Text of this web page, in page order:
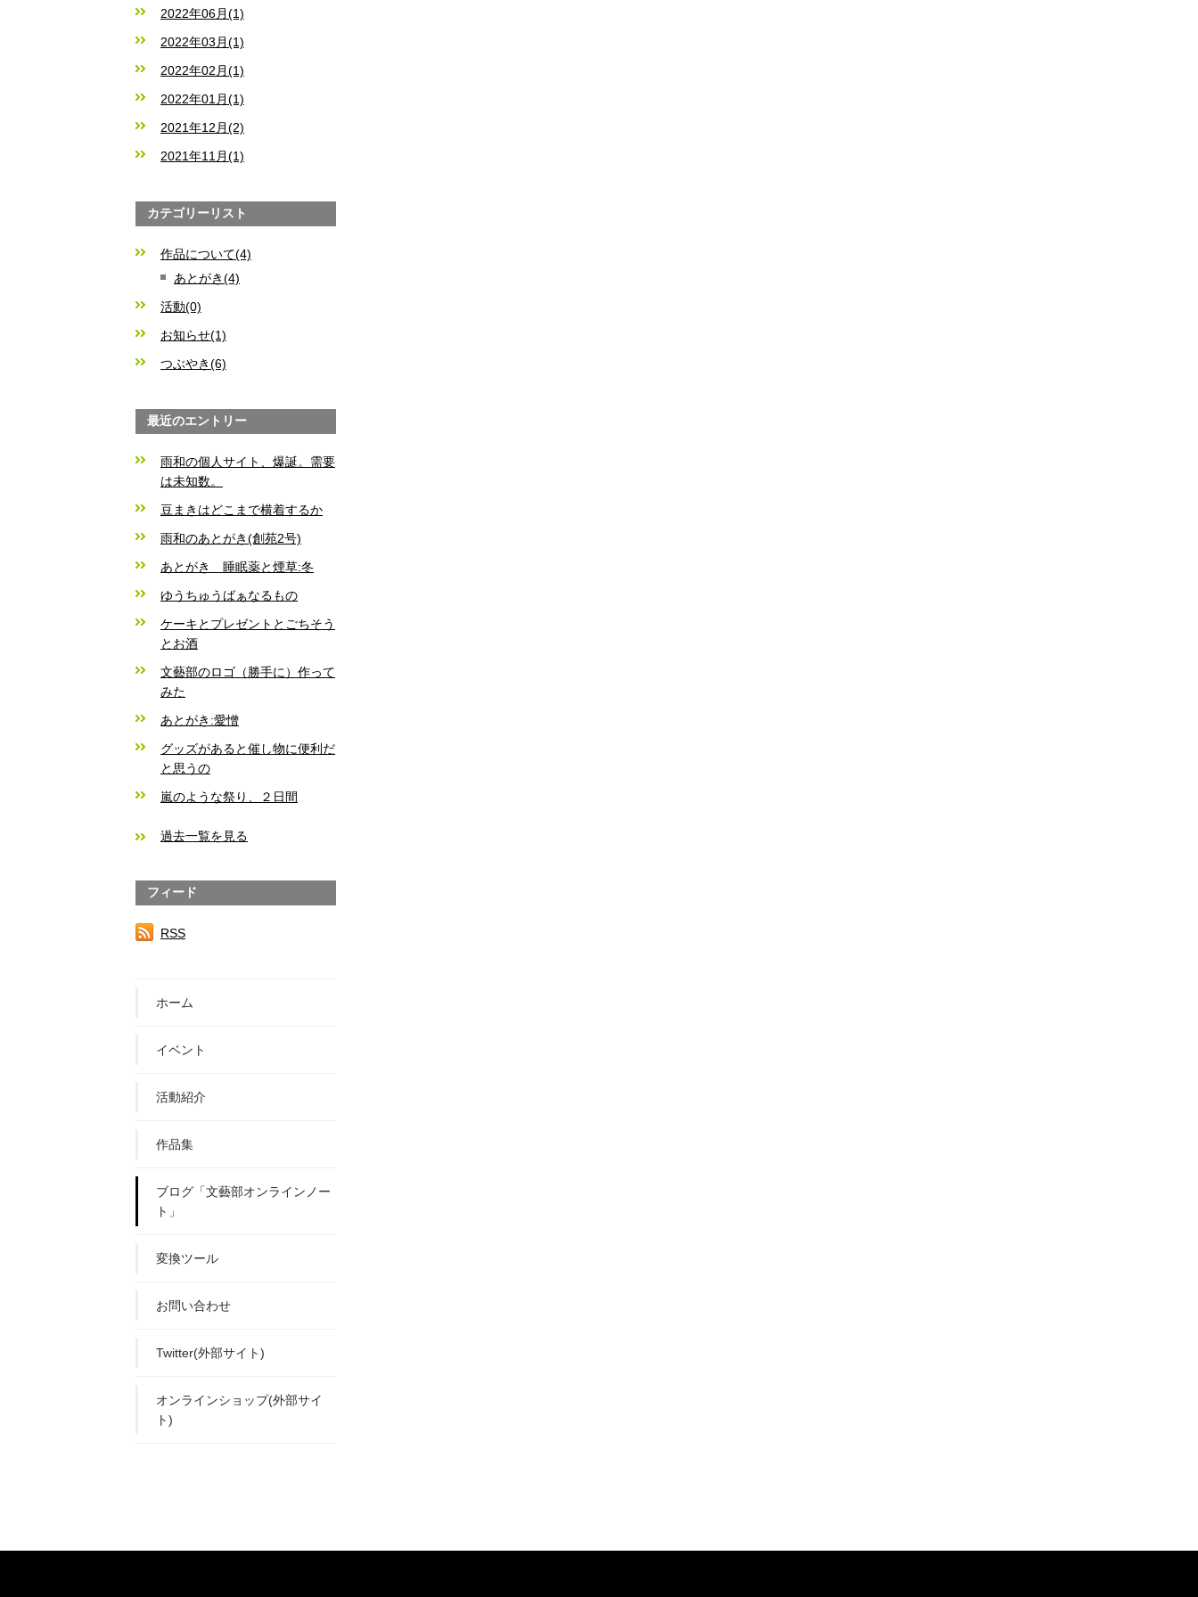
2022年06月(1)
2022年03月(1)
2022年02月(1)
2022年01月(1)
2021年12月(2)
2021年11月(1)
カテゴリーリスト
作品について(4)
あとがき(4)
活動(0)
お知らせ(1)
つぶやき(6)
最近のエントリー
雨和の個人サイト、爆誕。需要
は未知数。
豆まきはどこまで横着するか
雨和のあとがき(創苑2号)
あとがき 睡眠薬と煙草:冬
ゆうちゅうばぁなるもの
ケーキとプレゼントとごちそう
とお酒
文藝部のロゴ（勝手に）作って
みた
あとがき:愛憎
グッズがあると催し物に便利だ
と思うの
嵐のような祭り、２日間
過去一覧を見る
フィード
RSS
ホーム
イベント
活動紹介
作品集
ブログ「文藝部オンラインノー
ト」
変換ツール
お問い合わせ
Twitter(外部サイト)
オンラインショップ(外部サイ
ト)